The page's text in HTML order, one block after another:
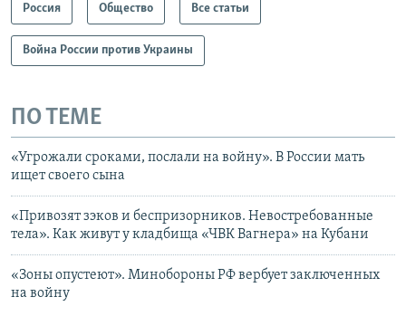
Россия Общество Все статьи
Война России против Украины
ПО ТЕМЕ
«Угрожали сроками, послали на войну». В России мать
ищет своего сына
«Привозят зэков и беспризорников. Невостребованные
тела». Как живут у кладбища «ЧВК Вагнера» на Кубани
«Зоны опустеют». Минобороны РФ вербует заключенных
на войну